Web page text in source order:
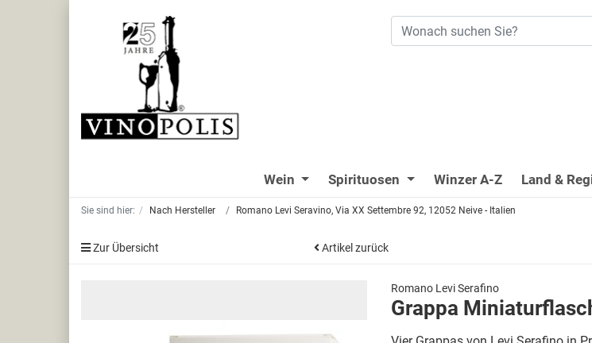
Wein Spirituosen Winzer A-Z Land &
Sie sind hier: Nach Hersteller Romano Levi Seravino, Via XX Settembre 92, 12052 Neive - Italien
Zur Übersicht Artikel zurück
Romano Levi Serafino
Grappa